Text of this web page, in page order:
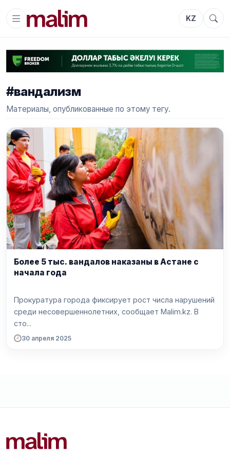
KZ
#вандализм
Материалы, опубликованные по этому тегу.
Более 5 тыс. вандалов наказаны в Астане с
начала года
Прокуратура города фиксирует рост числа нарушений
среди несовершеннолетних, сообщает Malim.kz. В
сто...
30 апреля 2025